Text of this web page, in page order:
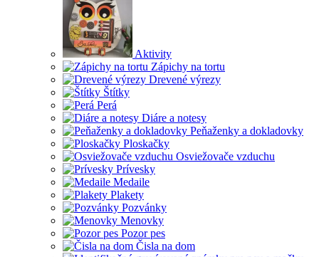
Aktivity
Zápichy na tortu
Drevené výrezy
Štítky
Perá
Diáre a notesy
Peňaženky a dokladovky
Ploskačky
Osviežovače vzduchu
Prívesky
Medaile
Plakety
Pozvánky
Menovky
Pozor pes
Čisla na dom